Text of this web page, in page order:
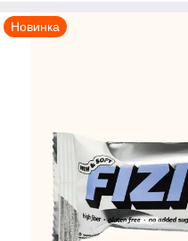
Новинка